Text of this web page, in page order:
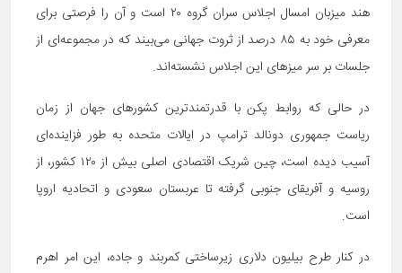
هند میزبان امسال اجلاس سران گروه ۲۰ است و آن را فرصتی برای
معرفی خود به ۸۵ درصد از ثروت جهانی می‌بیند که در مجموعه‌ای از
جلسات بر سر میزهای این اجلاس نشسته‌اند.
در حالی که روابط پکن با قدرتمندترین کشورهای جهان از زمان
ریاست جمهوری دونالد ترامپ در ایالات متحده به طور فزاینده‌ای
آسیب دیده است، چین شریک اقتصادی اصلی بیش از ۱۲۰ کشور، از
روسیه و آفریقای جنوبی گرفته تا عربستان سعودی و اتحادیه اروپا
است.
در کنار طرح بیلیون دلاری زیرساختی کمربند و جاده، این امر اهرم